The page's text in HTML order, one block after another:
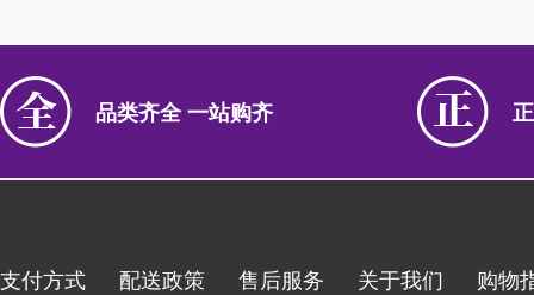
品类齐全 一站购齐
支付方式 配送政策 售后服务 关于我们 购物